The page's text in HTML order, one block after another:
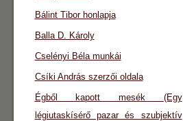
Bálint Tibor honlapja
Balla D. Károly
Cselényi Béla munkái
Csíki András szerzői oldala
Égből kapott mesék (Egy
légiutaskísérő pazar és szubjektív